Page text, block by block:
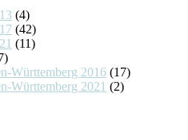
(4)
(42)
(11)
Württemberg 2016 (17)
Württemberg 2021 (2)